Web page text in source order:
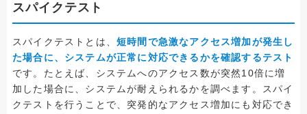
スパイクテスト
スパイクテストとは、 短時間で急激なアクセス増加が発生し
た場合に、システムが正常に対応できるかを確認するテスト
です。たとえば、システムへのアクセス数が突然10倍に増
加した場合に、システムが耐えられるかを調べます。スパイ
クテストを行うことで、突発的なアクセス増加にも対応でき